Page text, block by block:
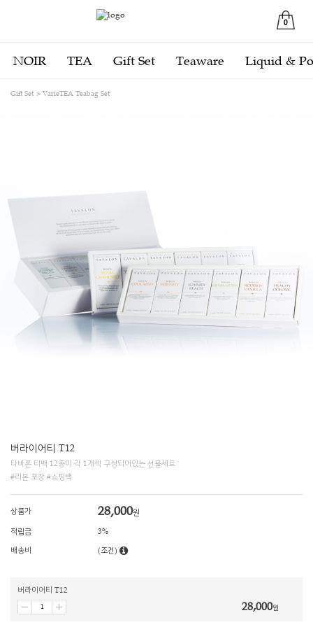
0
NOIR TEA Gift Set Teaware Liquid &
Gift Set VarieTEA Teabag Set
버라이어티 T12
타바론 티백 12종이 각 1개씩 구성되어있는 선물세트
#리본 포장 #쇼핑백
상품가 28,000원
적립금 3%
배송비 (조건)
버라이어티 T12
28,000원